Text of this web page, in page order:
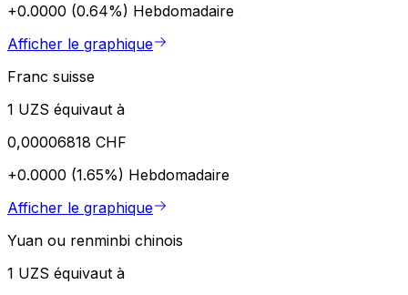
+0.0000 (0.64%) Hebdomadaire
Afficher le graphique
Franc suisse
1 UZS équivaut à
0,00006818 CHF
+0.0000 (1.65%) Hebdomadaire
Afficher le graphique
Yuan ou renminbi chinois
1 UZS équivaut à